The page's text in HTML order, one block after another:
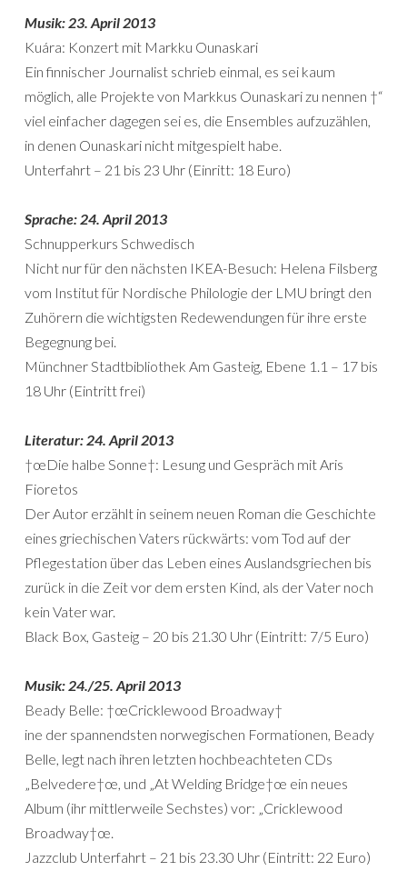
Musik: 23. April 2013
Kuára: Konzert mit Markku Ounaskari
Ein finnischer Journalist schrieb einmal, es sei kaum
möglich, alle Projekte von Markkus Ounaskari zu nennen †“
viel einfacher dagegen sei es, die Ensembles aufzuzählen,
in denen Ounaskari nicht mitgespielt habe.
Unterfahrt – 21 bis 23 Uhr (Einritt: 18 Euro)
Sprache: 24. April 2013
Schnupperkurs Schwedisch
Nicht nur für den nächsten IKEA-Besuch: Helena Filsberg
vom Institut für Nordische Philologie der LMU bringt den
Zuhörern die wichtigsten Redewendungen für ihre erste
Begegnung bei.
Münchner Stadtbibliothek Am Gasteig, Ebene 1.1 – 17 bis
18 Uhr (Eintritt frei)
Literatur: 24. April 2013
†œDie halbe Sonne†: Lesung und Gespräch mit Aris
Fioretos
Der Autor erzählt in seinem neuen Roman die Geschichte
eines griechischen Vaters rückwärts: vom Tod auf der
Pflegestation über das Leben eines Auslandsgriechen bis
zurück in die Zeit vor dem ersten Kind, als der Vater noch
kein Vater war.
Black Box, Gasteig – 20 bis 21.30 Uhr (Eintritt: 7/5 Euro)
Musik: 24./25. April 2013
Beady Belle: †œCricklewood Broadway†
ine der spannendsten norwegischen Formationen, Beady
Belle, legt nach ihren letzten hochbeachteten CDs
„Belvedere†œ, und „At Welding Bridge†œ ein neues
Album (ihr mittlerweile Sechstes) vor: „Cricklewood
Broadway†œ.
Jazzclub Unterfahrt – 21 bis 23.30 Uhr (Eintritt: 22 Euro)